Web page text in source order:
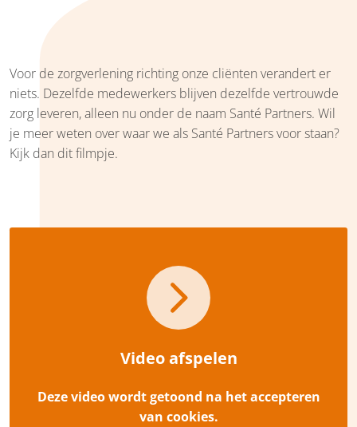
Voor de zorgverlening richting onze cliënten verandert er
niets. Dezelfde medewerkers blijven dezelfde vertrouwde
zorg leveren, alleen nu onder de naam Santé Partners. Wil
je meer weten over waar we als Santé Partners voor staan?
Kijk dan dit filmpje.
Video afspelen
Deze video wordt getoond na het accepteren
van cookies.